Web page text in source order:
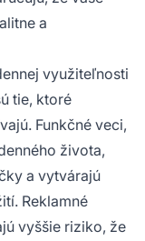
a
využiteľnosti
tie, ktoré
Funkčné veci,
života,
a vytvárajú
Reklamné
vyššie riziko, že